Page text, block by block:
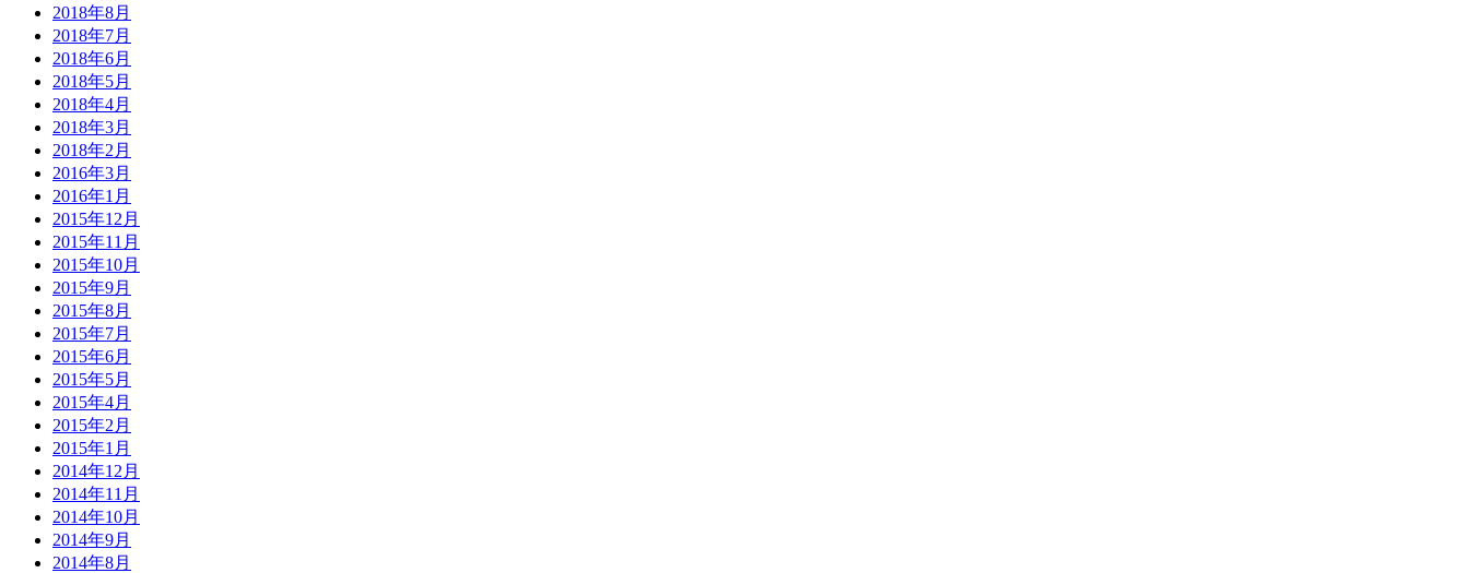
2018年8月
2018年7月
2018年6月
2018年5月
2018年4月
2018年3月
2018年2月
2016年3月
2016年1月
2015年12月
2015年11月
2015年10月
2015年9月
2015年8月
2015年7月
2015年6月
2015年5月
2015年4月
2015年2月
2015年1月
2014年12月
2014年11月
2014年10月
2014年9月
2014年8月